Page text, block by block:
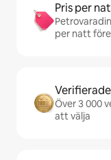
Pris per
per natt
Över 3 000
att välja